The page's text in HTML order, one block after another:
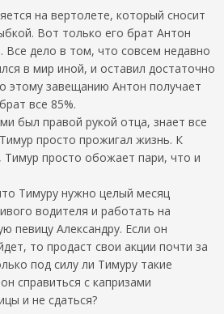
на вертолете, который сносит
Вот только его брат Антон
Все дело в том, что совсем недавно
в мир иной, и оставил достаточно
этому завещанию Антон получает
все 85%.
был правой рукой отца, знает все
просто прожигал жизнь. К
просто обожает пари, что и
Тимуру нужно целый месяц
водителя и работать на
певицу Александру. Если он
то продаст свои акции почти за
под силу ли Тимуру такие
справиться с капризами
и не сдаться?